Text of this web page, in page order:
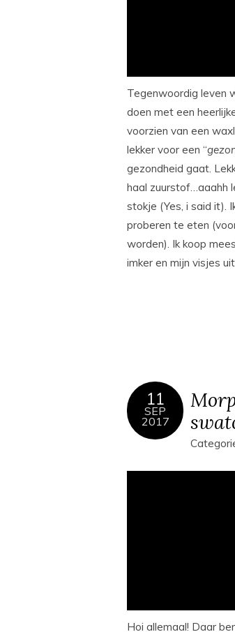
Tegenwoordig leven
doen met een
voorzien van een
lekker voor een “
gezondheid gaat.
haal zuurstof…aaahh
stokje (Yes, i said it).
proberen te eten
worden). Ik koop
imker en mijn visjes
11
SEP
2017
Hoi allemaal! Daar